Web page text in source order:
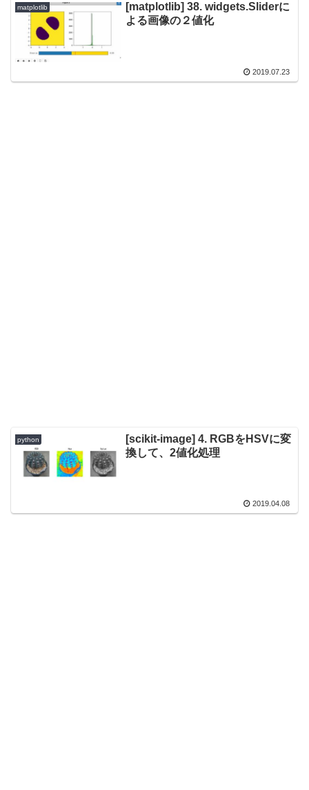
matplotlib
[matplotlib] 38. widgets.Sliderに
よる画像の２値化
2019.07.23
python
[scikit-image] 4. RGBをHSVに変
換して、2値化処理
2019.04.08